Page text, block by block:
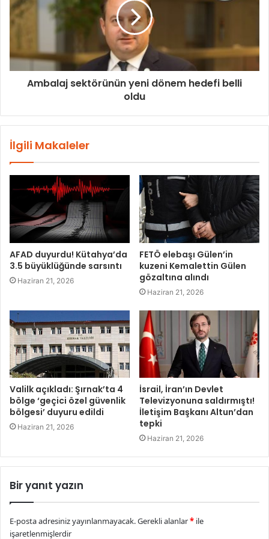
Ambalaj sektörünün yeni dönem hedefi belli
oldu
İlgili Makaleler
AFAD duyurdu! Kütahya’da
3.5 büyüklüğünde sarsıntı
Haziran 21, 2026
FETÖ elebaşı Gülen’in
kuzeni Kemalettin Gülen
gözaltına alındı
Haziran 21, 2026
Valilk açıkladı: Şırnak’ta 4
bölge ‘geçici özel güvenlik
bölgesi’ duyuru edildi
Haziran 21, 2026
İsrail, İran’ın Devlet
Televizyonuna saldırmıştı!
İletişim Başkanı Altun’dan
tepki
Haziran 21, 2026
Bir yanıt yazın
E-posta adresiniz yayınlanmayacak.Gerekli alanlar* ile
işaretlenmişlerdir